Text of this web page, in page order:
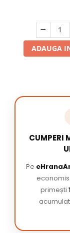
ADAUGA
CUMPERI
Pe
primești